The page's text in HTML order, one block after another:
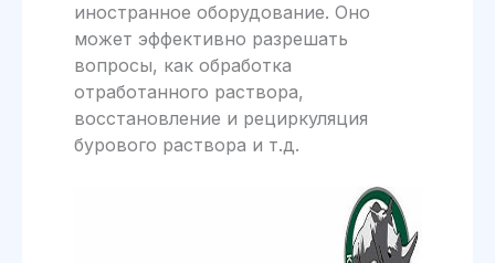
иностранное оборудование. Оно
может эффективно разрешать
вопросы, как обработка
отработанного раствора,
восстановление и рециркуляция
бурового раствора и т.д.